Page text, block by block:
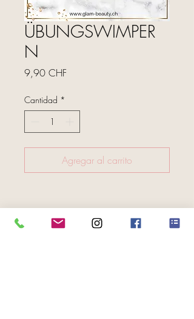
ÜBUNGSWIMPER
N
9,90 CHFPrecio
Cantidad *
Agregar al carrito